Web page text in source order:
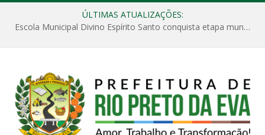
ÚLTIMAS ATUALIZAÇÕES:
Escola Municipal Divino Espírito Santo conquista etapa municipal da V Feira Amazonense de Matemática